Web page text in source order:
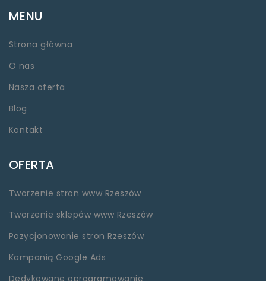
MENU
Strona główna
O nas
Nasza oferta
Blog
Kontakt
OFERTA
Tworzenie stron www Rzeszów
Tworzenie sklepów www Rzeszów
Pozycjonowanie stron Rzeszów
Kampanią Google Ads
Dedykowane oprogramowanie